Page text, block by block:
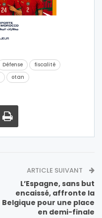
Défense
fiscalité
otan
ARTICLE SUIVANT
L’Espagne, sans but
encaissé, affronte la
Belgique pour une place
en demi-finale